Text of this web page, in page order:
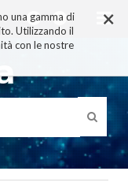
×
una gamma di
Utilizzando il
con le nostre